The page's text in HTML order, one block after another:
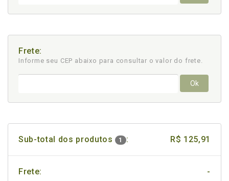
Frete:
Informe seu CEP abaixo para consultar o valor do frete.
Ok
Sub-total dos produtos 1 : R$ 125,91
Frete: -